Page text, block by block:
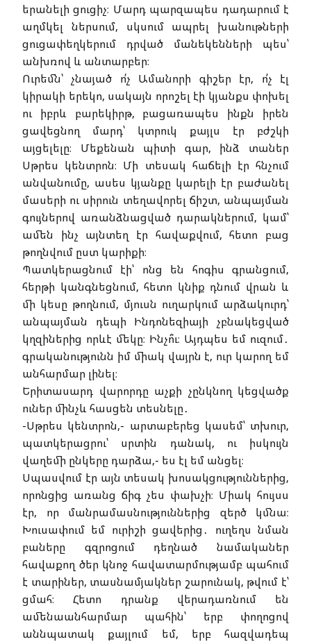
երանելի ցուցիչ։ Մարդ պարզապես դադարում է
աղմկել ներսում, սկսում ապրել խանութների
ցուցափեղկերում դրված մանեկենների պես՝
անխռով և անտարբեր։
Ուրեմն՝ չնայած ո՛չ Ամանորի գիշեր էր, ո՛չ էլ
կիրակի երեկո, սակայն որոշել էի կյանքս փոխել
ու իբրև բարեկիրթ, բացառապես ինքն իրեն
ցավեցնող մարդ՝ կտրուկ քայլս էր բժշկի
այցելելը։ Մեքենան պիտի գար, ինձ տաներ
Սթրես կենտրոն։ Մի տեսակ հաճելի էր հնչում
անվանումը, ասես կյանքը կարելի էր բաժանել
մասերի ու սիրուն տեղավորել ճիշտ, անպայման
գույներով առանձնացված դարակներում, կամ՝
ամեն ինչ այնտեղ էր հավաքվում, հետո բաց
թողնվում ըստ կարիքի։
Պատկերացնում էի՝ ոնց են հոգիս գրանցում,
հերթի կանգնեցնում, հետո կնիք դնում վրան և
մի կեսը թողնում, մյուսն ուղարկում արձակուրդ՝
անպայման դեպի Ինդոնեզիայի չբնակեցված
կղզիներից որևէ մեկը։ Ինչո՞ւ։ Այդպես եմ ուզում․
գրականությունն իմ միակ վայրն է, ուր կարող եմ
անհարմար լինել։
Երիտասարդ վարորդը աչքի չընկնող կեցվածք
ուներ մինչև հասցեն տեսնելը․
-Սթրես կենտրոն,- արտաբերեց կասեմ՝ տխուր,
պատկերացրու՝ սրտին դանակ, ու իսկույն
վաղեմի ընկերը դարձա,- ես էլ եմ անցել։
Սպասվում էր այն տեսակ խոսակցություններից,
որոնցից առանց ճիգ չես փախչի։ Միակ հույսս
էր, որ մանրամասնություններից զերծ կմնա։
Խուսափում եմ ուրիշի ցավերից․ ուղեղս նման
բաները գզրոցում դեղնած նամականեր
հավաքող ծեր կնոջ հավատարմությամբ պահում
է տարիներ, տասնամյակներ շարունակ, թվում է՝
ցմահ։ Հետո դրանք վերադառնում են
ամենաանհարմար պահին՝ երբ փողոցով
աննպատակ քայլում եմ, երբ հազվադեպ